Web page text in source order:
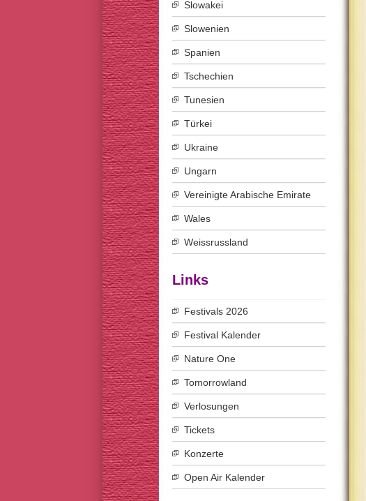
Slowakei
Slowenien
Spanien
Tschechien
Tunesien
Türkei
Ukraine
Ungarn
Vereinigte Arabische Emirate
Wales
Weissrussland
Links
Festivals 2026
Festival Kalender
Nature One
Tomorrowland
Verlosungen
Tickets
Konzerte
Open Air Kalender